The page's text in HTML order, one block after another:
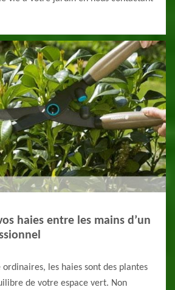
haies entre les mains d’un
ordinaires, les haies sont des plantes
de votre espace vert. Non